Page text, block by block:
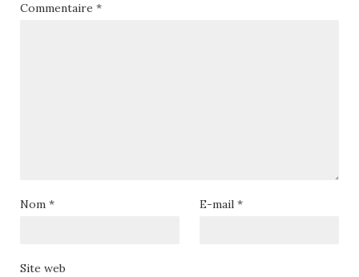
Commentaire *
Nom * E-mail *
Site web